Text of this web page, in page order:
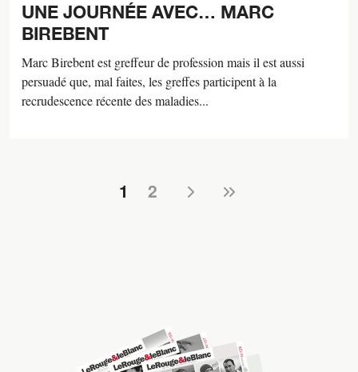
UNE JOURNÉE AVEC… MARC
BIREBENT
Marc Birebent est greffeur de profession mais il est aussi
persuadé que, mal faites, les greffes participent à la
recrudescence récente des maladies...
1 2 suivant ›